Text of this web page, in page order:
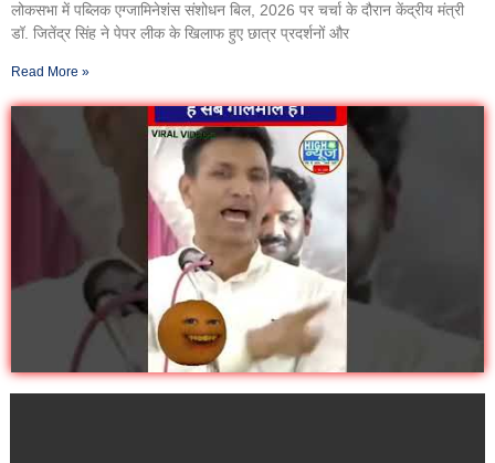
लोकसभा में पब्लिक एग्जामिनेशंस संशोधन बिल, 2026 पर चर्चा के दौरान केंद्रीय मंत्री
डॉ. जितेंद्र सिंह ने पेपर लीक के खिलाफ हुए छात्र प्रदर्शनों और
Read More »